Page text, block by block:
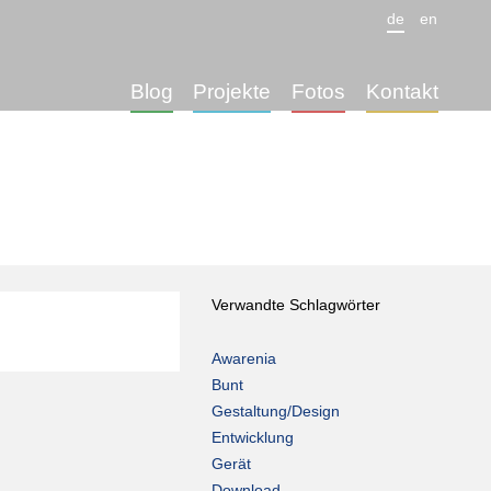
Blog Projekte Fotos Kontakt
de en
Verwandte Schlagwörter
Awarenia
Bunt
Gestaltung/Design
Entwicklung
Gerät